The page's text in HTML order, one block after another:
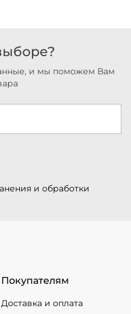
и мы поможем Вам
и обработки
Покупателям
Доставка и оплата